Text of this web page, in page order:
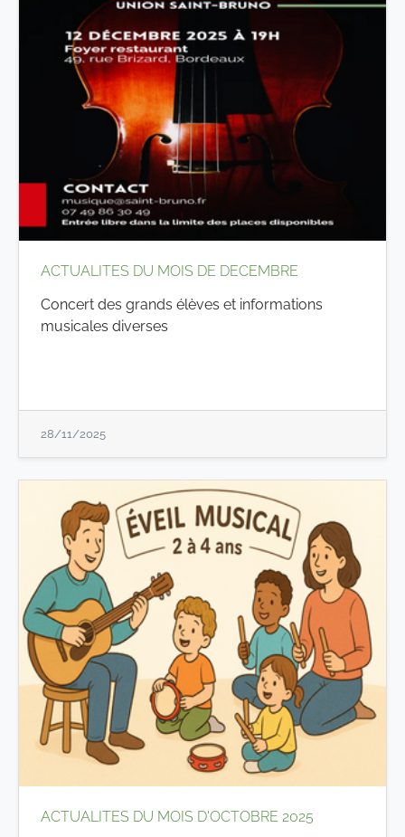
ACTUALITES DU MOIS DE DECEMBRE
Concert des grands élèves et informations
musicales diverses
28/11/2025
ACTUALITES DU MOIS D'OCTOBRE 2025